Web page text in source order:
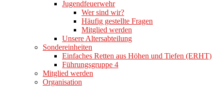
Jugendfeuerwehr
Wer sind wir?
Häufig gestellte Fragen
Mitglied werden
Unsere Altersabteilung
Sondereinheiten
Einfaches Retten aus Höhen und Tiefen (ERHT)
Führungsgruppe 4
Mitglied werden
Organisation